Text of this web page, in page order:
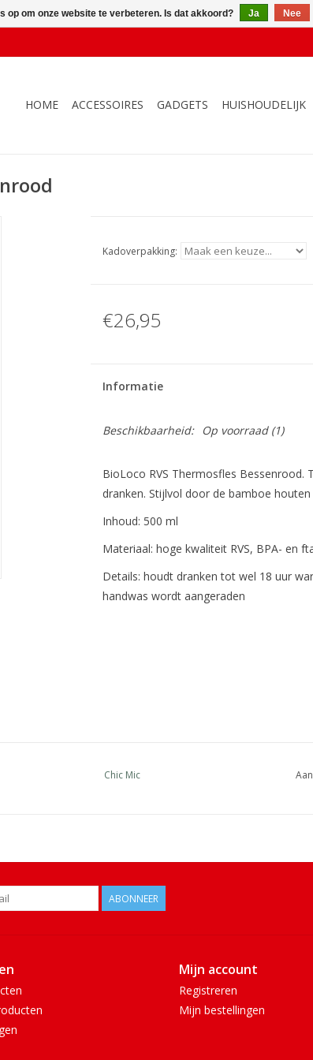
HOME ACCESSOIRES GADGETS HUISHOUDELIJK
Kadoverpakking:
€26,95
Informatie
Beschikbaarheid: Op voorraad(1)
BioLoco RVS Thermosfles
dranken. Stijlvol door de bamboe
Inhoud: 500 ml
Materiaal: hoge kwaliteit RVS, BPA- en
Details: houdt dranken tot wel 18 uur
handwas wordt aangeraden
Chic Mic
ABONNEER
Mijn account
Registreren
Mijn bestellingen
op om onze website te verbeteren. Is dat akkoord? Ja Nee